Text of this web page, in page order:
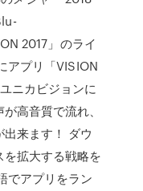
2017」のライ
アプリ「VISION
ニカビジョンに
高音質で流れ、
来ます！ ダウ
拡大する戦略を
でアプリをラン